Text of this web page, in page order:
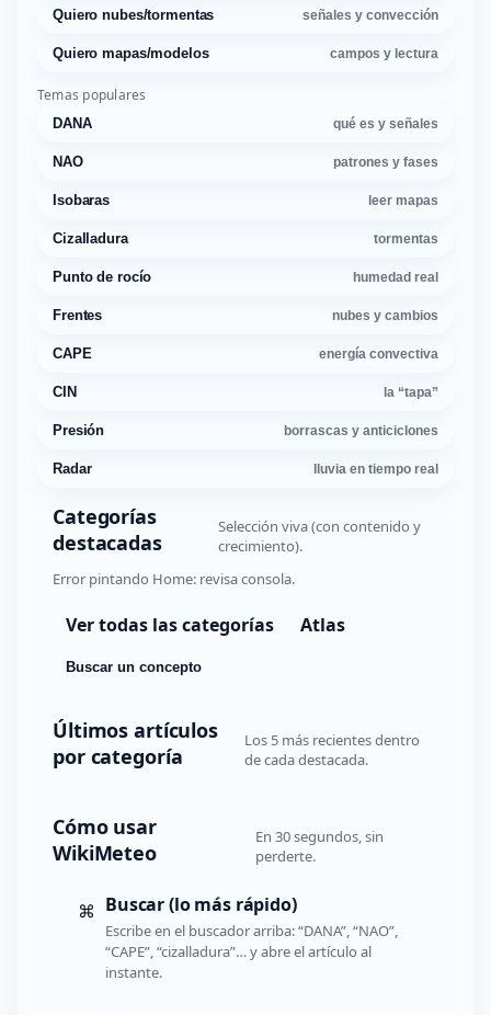
Quiero nubes/tormentas señales y convección
Quiero mapas/modelos campos y lectura
Temas populares
DANA qué es y señales
NAO patrones y fases
Isobaras leer mapas
Cizalladura tormentas
Punto de rocío humedad real
Frentes nubes y cambios
CAPE energía convectiva
CIN la “tapa”
Presión borrascas y anticiclones
Radar lluvia en tiempo real
Categorías
destacadas
Selección viva (con contenido y
crecimiento).
Error pintando Home: revisa consola.
Ver todas las categorías Atlas
Buscar un concepto
Últimos artículos
por categoría
Los 5 más recientes dentro
de cada destacada.
Cómo usar
WikiMeteo
En 30 segundos, sin
perderte.
⌘ Buscar (lo más rápido)
Escribe en el buscador arriba: “DANA”, “NAO”,
“CAPE”, “cizalladura”… y abre el artículo al
instante.